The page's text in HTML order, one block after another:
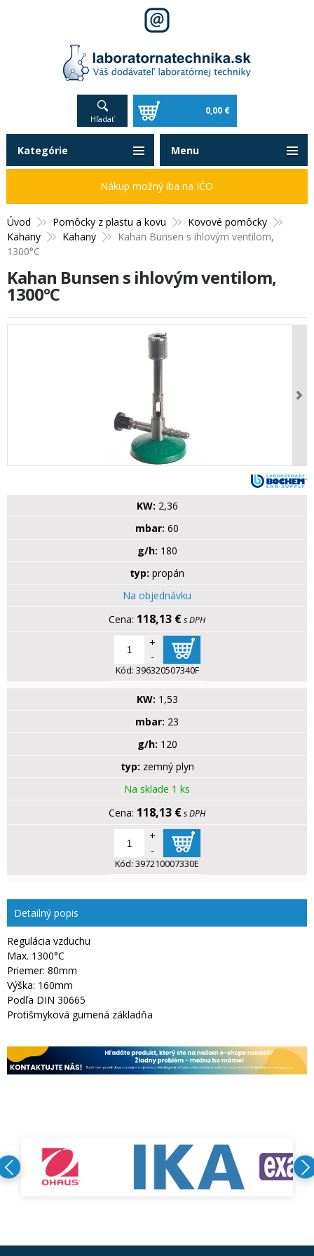
Hľadať
0,00 €
Úvod Pomôcky z plastu a kovu
Kovové pomôcky
Kahany
Kahany
Kahan Bunsen s ihlovým ventilom,
1300°C
Kahan Bunsen s ihlovým ventilom,
1300°C
KW: 2,36
mbar: 60
g/h: 180
typ: propán
Na objednávku
118,13 €s DPH
+
-
Kód: 396320507340F
KW: 1,53
mbar: 23
g/h: 120
typ: zemný plyn
Na sklade 1 ks
118,13 €s DPH
+
-
Kód: 397210007330E
Detailný popis
Regulácia vzduchu
Max. 1300°C
Priemer: 80mm
Výška: 160mm
Podľa DIN 30665
Protišmyková gumená základňa
Kategórie
Nákup možný iba na IČO
Menu